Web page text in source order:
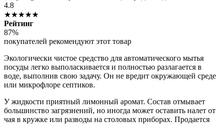
4.8
★★★★★
Рейтинг
87%
покупателей рекомендуют этот товар
Экологически чистое средство для автоматического мытья
посуды легко выполаскивается и полностью разлагается в
воде, выполнив свою задачу. Он не вредит окружающей среде
или микрофлоре септиков.
У жидкости приятный лимонный аромат. Состав отмывает
большинство загрязнений, но иногда может оставить налет от
чая в кружке или разводы на столовых приборах. Продается